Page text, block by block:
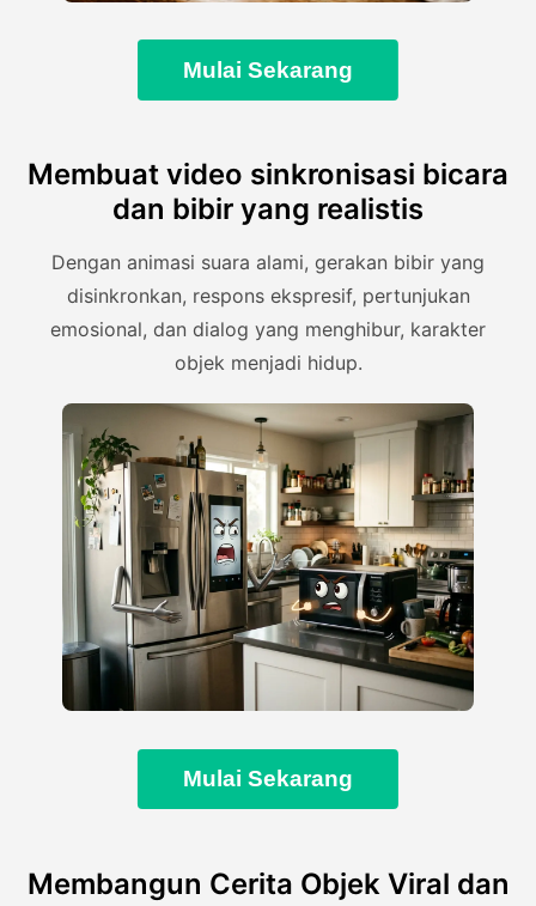
Mulai Sekarang
Membuat video sinkronisasi bicara
dan bibir yang realistis
Dengan animasi suara alami, gerakan bibir yang
disinkronkan, respons ekspresif, pertunjukan
emosional, dan dialog yang menghibur, karakter
objek menjadi hidup.
Mulai Sekarang
Membangun Cerita Objek Viral dan